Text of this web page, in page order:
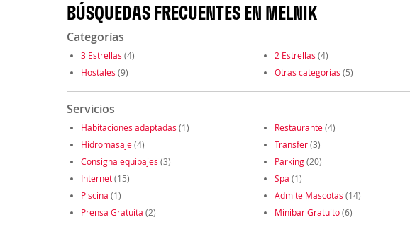
BÚSQUEDAS FRECUENTES EN MELNIK
Categorías
3 Estrellas (4) 2 Estrellas (4)
Hostales (9) Otras categorías (5)
Servicios
Habitaciones adaptadas (1) Restaurante(4)
Hidromasaje(4) Transfer(3)
Consigna equipajes (3) Parking(20)
Internet(15) Spa (1)
Piscina (1) Admite Mascotas (14)
Prensa Gratuita (2) Minibar Gratuito(6)